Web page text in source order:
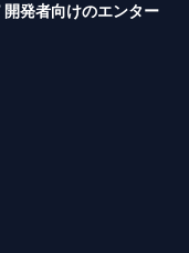
発者向けのエンター